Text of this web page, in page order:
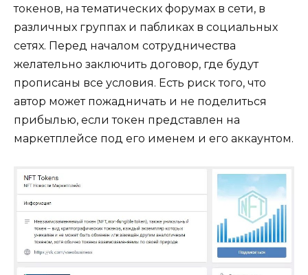
токенов, на тематических форумах в сети, в
различных группах и пабликах в социальных
сетях. Перед началом сотрудничества
желательно заключить договор, где будут
прописаны все условия. Есть риск того, что
автор может пожадничать и не поделиться
прибылью, если токен представлен на
маркетплейсе под его именем и его аккаунтом.